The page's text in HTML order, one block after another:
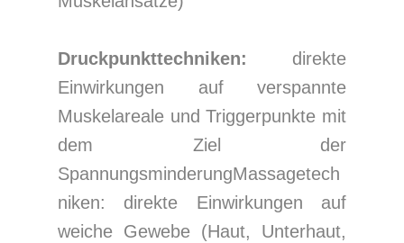
Druckpunkttechniken: direkte
Einwirkungen auf verspannte
Muskelareale und Triggerpunkte mit
dem Ziel der
SpannungsminderungMassagetech
niken: direkte Einwirkungen auf
weiche Gewebe (Haut, Unterhaut,